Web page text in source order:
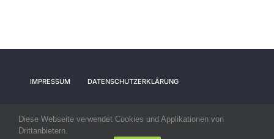
IMPRESSUM DATENSCHUTZERKLÄRUNG
Diese Webseite verwendet Cookies und Applikationen von
Drittanbietern.